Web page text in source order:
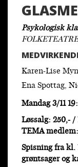
Psykologisk
Karen-Lise
Ena Spottag,
Mandag 3/11
Løssalg: 250,- /
TEMA
Spisning fra kl.
grøntsager og